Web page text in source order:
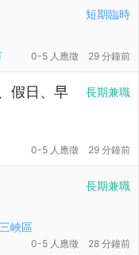
短期臨時
0-5 人應徵 29 分鐘前
長期兼職
假日、早
0-5 人應徵 29 分鐘前
長期兼職
三峽區
0-5 人應徵 28 分鐘前